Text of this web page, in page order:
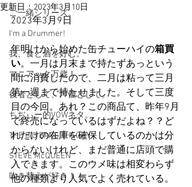
ご一緒シリーズ。
I'm a Drummer!
我、食と酒を好む。
マニアック万歳！
役者として、声優として。
ちぢぃー的VOWネタ。
THE BIG BANG THEORY
STEVE McQUEEN
吹き替えが好き！！
更新日：2023年3月10日
2023年3月9日
年明けから始めた缶チューハイの箱買
い。一月は月末まで持たずあっという
間に消費したので、二月は粘って三月
第一週まで持たせました。そして三度
目の今回。あれ？この商品て、昨年9月
で終売になっているはずだよね？？ど
れだけの在庫を確保しているのかは分
からないけれど、まだ普通に店頭で購
入できます。このウメ味は相変わらず
他の種類より人気でよく売れている。